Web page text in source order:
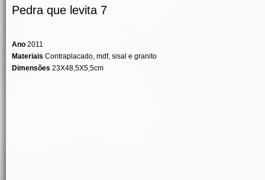
Pedra que levita 7
Ano 2011
Materiais Contraplacado, mdf, sisal e granito
Dimensões 23X48,5X5,5cm